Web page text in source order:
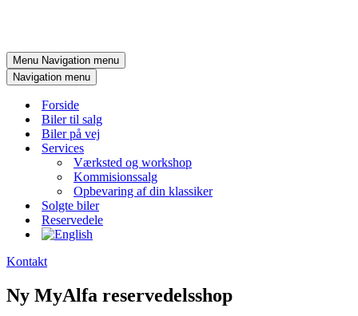
Menu Navigation menu
Navigation menu
Forside
Biler til salg
Biler på vej
Services
Værksted og workshop
Kommisionssalg
Opbevaring af din klassiker
Solgte biler
Reservedele
Kontakt
Ny MyAlfa reservedelsshop